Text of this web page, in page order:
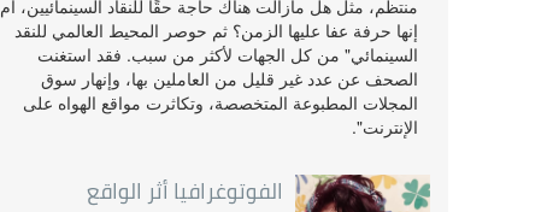
منتظم، مثل هل مازالت هناك حاجة حقًا للنقاد السينمائيين، أم
إنها حرفة عفا عليها الزمن؟ ثم حوصر المحيط العالمي للنقد
السينمائي" من كل الجهات لأكثر من سبب. فقد استغنت
الصحف عن عدد غير قليل من العاملين بها، وإنهار سوق
المجلات المطبوعة المتخصصة، وتكاثرت مواقع الهواه على
الإنترنت".
الفوتوغرافيا أثر الواقع